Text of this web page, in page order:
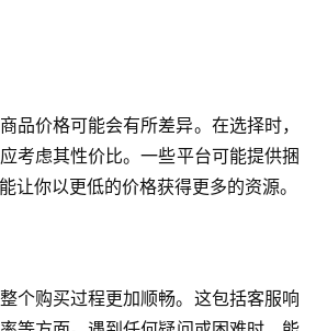
品价格可能会有所差异。在选择时，
考虑其性价比。一些平台可能提供捆
让你以更低的价格获得更多的资源。
个购买过程更加顺畅。这包括客服响